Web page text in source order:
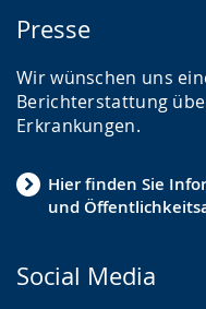
Presse
Wir wünschen uns
Berichterstattung
Erkrankungen.
Hier finden Sie
und
Social Media